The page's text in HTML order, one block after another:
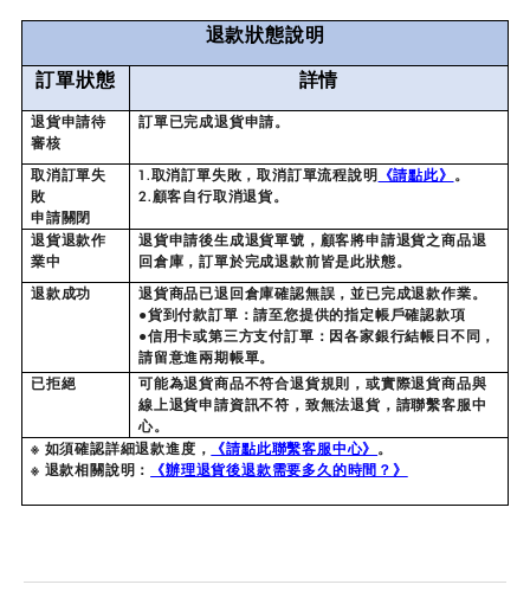
退款狀態說明
訂單狀態
詳情
退貨申請待
審核
訂單已完成退貨申請。
取消訂單失
敗
申請關閉
1.取消訂單失敗，取消訂單流程說明 《請點此》 。
2.顧客自行取消退貨。
退貨退款作
業中
退貨申請後生成退貨單號，顧客將申請退貨之商品退
回倉庫，訂單於完成退款前皆是此狀態。
退款成功
退貨商品已退回倉庫確認無誤，並已完成退款作業。
●貨到付款訂單：請至您提供的指定帳戶確認款項
●信用卡或第三方支付訂單：因各家銀行結帳日不同，
請留意進兩期帳單。
已拒絕
可能為退貨商品不符合退貨規則，或實際退貨商品與
線上退貨申請資訊不符，致無法退貨，請聯繫客服中
心。
※ 如須確認詳細退款進度，
《請點此聯繫客服中心》 。
※ 退款相關說明：
《辦理退貨後退款需要多久的時間？》